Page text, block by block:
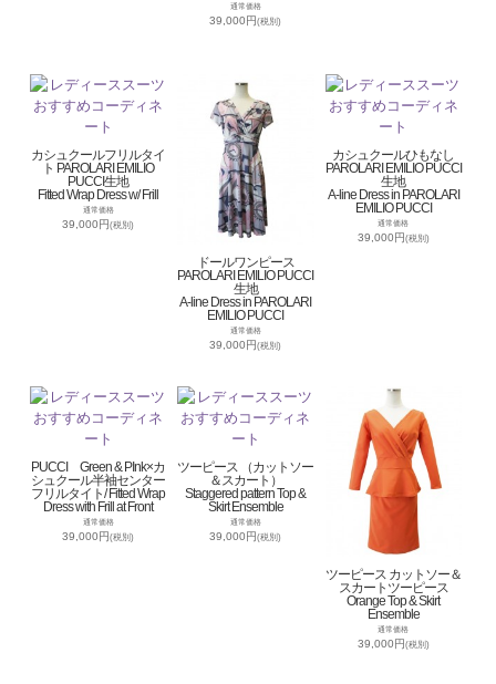
通常価格
39,000円(税別)
カシュクールフリルタイ
ト PAROLARI EMILIO
PUCCI生地
Fitted Wrap Dress w/ Frill
通常価格
39,000円(税別)
ドールワンピース
PAROLARI EMILIO PUCCI
生地
A-line Dress in PAROLARI
EMILIO PUCCI
通常価格
39,000円(税別)
カシュクールひもなし
PAROLARI EMILIO PUCCI
生地
A-line Dress in PAROLARI
EMILIO PUCCI
通常価格
39,000円(税別)
PUCCI Green & PInk×カ
シュクール半袖センター
フリルタイト/ Fitted Wrap
Dress with Frill at Front
通常価格
39,000円(税別)
ツーピース （カットソー
＆スカート）
Staggered pattern Top &
Skirt Ensemble
通常価格
39,000円(税別)
ツーピース カットソー＆
スカートツーピース
Orange Top & Skirt
Ensemble
通常価格
39,000円(税別)